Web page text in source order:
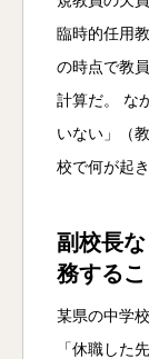
臨時的任用
の時点で教
計算だ。 な
いない」（
校で何が起
副校長
務する
某県の中学
「休職した